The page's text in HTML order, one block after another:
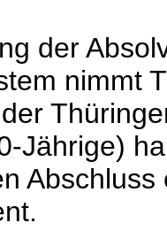
der
nimmt
Jährige)